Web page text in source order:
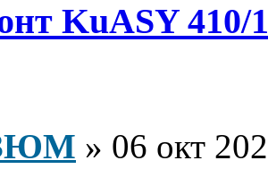
KuASY 410/
» 06 окт